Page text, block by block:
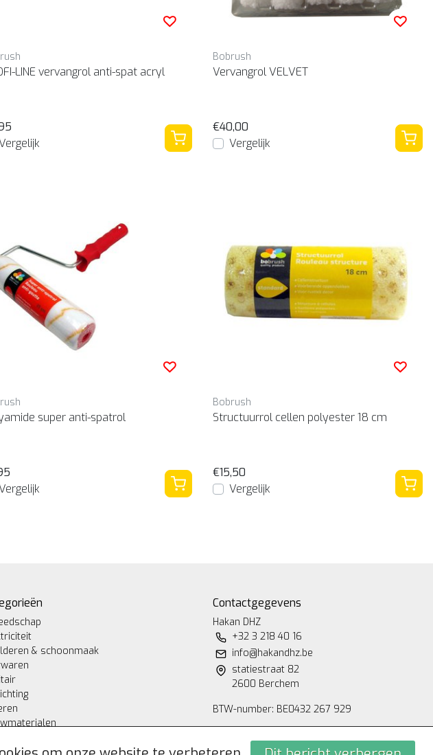
LINE vervangrol anti-spat acryl
Bobrush
Vervangrol VELVET
€40,00
Vergelijk
super anti-spatrol
Bobrush
Structuurrol cellen polyester 18 cm
€15,50
Vergelijk
& schoonmaak
Contactgegevens
Hakan DHZ
+32 3 218 40 16
info@hakandhz.be
statiestraat 82
2600 Berchem
BTW-number: BE0432 267 929